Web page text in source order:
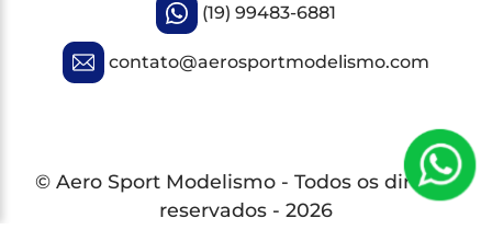
(19) 99483-6881
contato@aerosportmodelismo.com
© Aero Sport Modelismo - Todos os direitos
reservados - 2026